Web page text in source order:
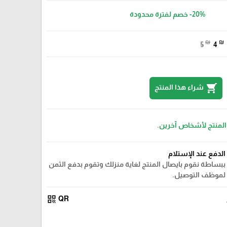
-20% خصم لفترة محدودة
5 ₪ 4 ₪
shopping_cart شراء هذا المنتج
المنتج لأشخاص آخرين.
الدفع عند الإستلام
ببساطة نقوم بايصال المنتج لغاية منزلك وتقوم بدفع الثمن
لموظف التوصيل.
QR
qr_code